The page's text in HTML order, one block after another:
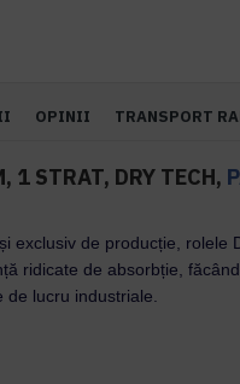
OPINII TRANSPORT
1 STRAT, DRY TECH,
exclusiv de producție, rolele
ridicate de absorbție,
lucru industriale.